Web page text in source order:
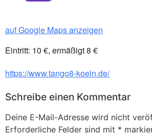
auf Google Maps anzeigen
Eintritt: 10 €, ermäßigt 8 €
https://www.tango8-koeln.de/
Schreibe einen Kommentar
Deine E-Mail-Adresse wird nicht
Erforderliche Felder sind mit *